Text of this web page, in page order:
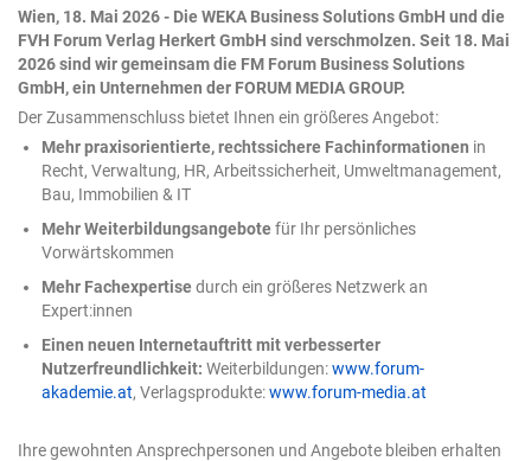
konsequente Kontrolle. Zwei Tore, durch die jedes KI-
Ergebnis muss, bevor man ihm trauen darf. Nehmen wir
ein Beispiel: eine Umsatztabelle mit Regionen, Produkten
und Quartalswerten. Die Aufgabe an die KI lautet
schlicht: „Analysiere die Daten." Das Ergebnis ist
plausibel, ordentlich formatiert – und völlig belanglos.
Ein paar Durchschnittswerte, eine generische
Beobachtung. Nichts, womit sich eine Entscheidung
treffen ließe. Woran das liegt? An unseren bereits
formulierten zwei Toren. Was ändert sich gerade beim
Einsatz von Copilot in Excel? Bis vor Kurzem war KI in
übernahm sie selbst. 2026 hat sich das nun gedreht. Die
KI handelt nun direkt in der Arbeitsmappe – sie plant
mehrere Schritte, führt sie aus, prüft das eigene
Zwischenergebnis und arbeitet nach. Wie tiefgreifend
dieser Wandel ist, verrät eine Kleinigkeit am Rande:
Wien, 18. Mai 2026 - Die WEKA Business Solutions GmbH und die
FVH Forum Verlag Herkert GmbH sind verschmolzen. Seit 18. Mai
2026 sind wir gemeinsam die FM Forum Business Solutions
GmbH, ein Unternehmen der FORUM MEDIA GROUP.
Der Zusammenschluss bietet Ihnen ein größeres Angebot:
Mehr praxisorientierte, rechtssichere Fachinformationen in
Recht, Verwaltung, HR, Arbeitssicherheit, Umweltmanagement,
Bau, Immobilien & IT
Mehr Weiterbildungsangebotefür Ihr persönliches
Vorwärtskommen
Mehr Fachexpertisedurch ein größeres Netzwerk an
Expert:innen
Einen neuen Internetauftritt mit verbesserter
Nutzerfreundlichkeit: Weiterbildungen:www.forum-
akademie.at, Verlagsprodukte:www.forum-media.at
Ihre gewohnten Ansprechpersonen und Angebote bleiben erhalten